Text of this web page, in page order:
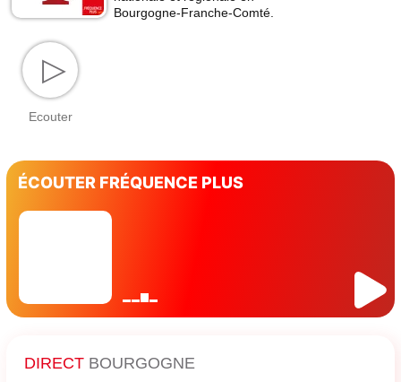
Bourgogne-Franche-Comté.
▷
Ecouter
ÉCOUTER FRÉQUENCE PLUS
DIRECT BOURGOGNE